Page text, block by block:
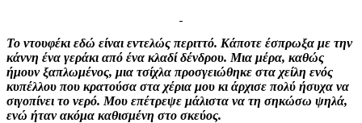
Το ντουφέκι εδώ είναι εντελώς περιττό. Κάποτε έσπρωξα με την
κάννη ένα γεράκι από ένα κλαδί δένδρου. Μια μέρα, καθώς
ήμουν ξαπλωμένος, μια τσίχλα προσγειώθηκε στα χείλη ενός
κυπέλλου που κρατούσα στα χέρια μου κι άρχισε πολύ ήσυχα να
σιγοπίνει το νερό. Μου επέτρεψε μάλιστα να τη σηκώσω ψηλά,
ενώ ήταν ακόμα καθισμένη στο σκεύος.